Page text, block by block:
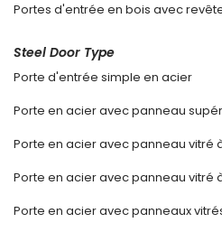
Portes d'entrée en bois avec
Steel Door Type
Porte d'entrée simple en acier
Porte en acier avec panneau
Porte en acier avec panneau vitré
Porte en acier avec panneau vitré
Porte en acier avec panneaux